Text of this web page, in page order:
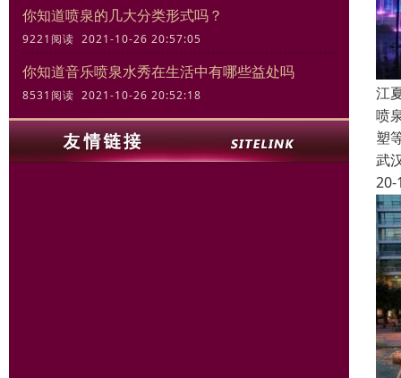
你知道喷泉的几大分类形式吗？
9221阅读 2021-10-26 20:57:05
你知道音乐喷泉水秀在生活中有哪些益处吗
8531阅读 2021-10-26 20:52:18
江
喷
塑
武
20-